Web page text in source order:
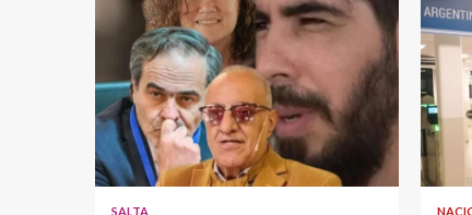
SALTA